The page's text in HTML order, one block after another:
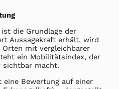
die Grundlage der
Aussagekraft erhält, wird
mit vergleichbarer
ein Mobilitätsindex, der
sichtbar macht.
Bewertung auf einer